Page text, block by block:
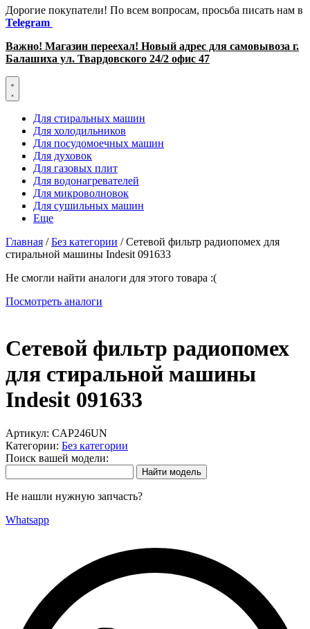
Дорогие покупатели! По всем вопросам, просьба писать нам в
Telegram
Важно! Магазин переехал! Новый адрес для самовывоза г.
Балашиха ул. Твардовского 24/2 офис 47
Для стиральных машин
Для холодильников
Для посудомоечных машин
Для духовок
Для газовых плит
Для водонагревателей
Для микроволновок
Для сушильных машин
Еще
Главная /Без категории / Сетевой фильтр радиопомех для
стиральной машины Indesit 091633
Не смогли найти аналоги для этого товара :(
Посмотреть аналоги
Сетевой фильтр радиопомех
для стиральной машины
Indesit 091633
Артикул: CAP246UN
Категории: Без категории
Поиск вашей модели:
Не нашли нужную запчасть?
Whatsapp